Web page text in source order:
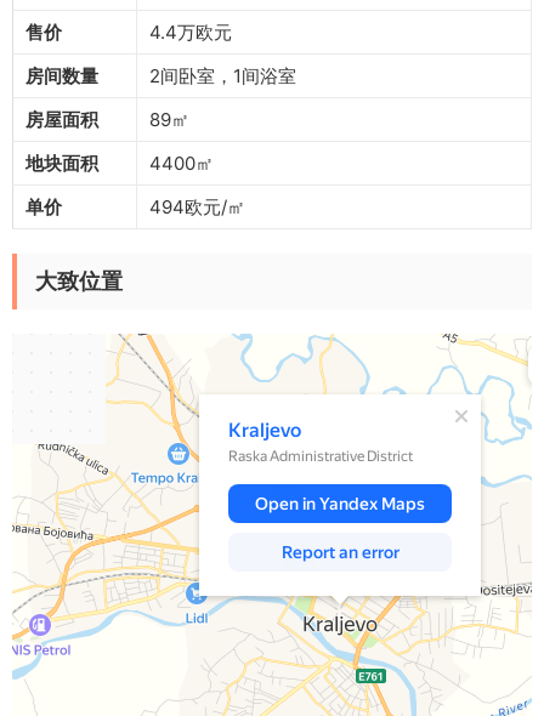
售价
4.4万欧元
房间数量
2间卧室，1间浴室
房屋面积
89㎡
地块面积
4400㎡
单价
494欧元/㎡
大致位置
Kraljevo — Yandex Maps